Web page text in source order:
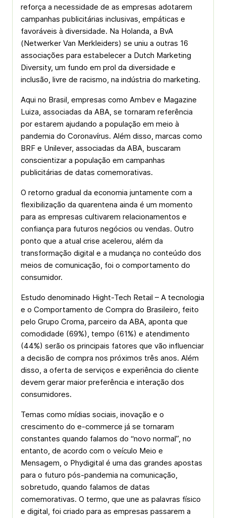
reforça a necessidade de as empresas adotarem
campanhas publicitárias inclusivas, empáticas e
favoráveis à diversidade. Na Holanda, a BvA
(Netwerker Van Merkleiders) se uniu a outras 16
associações para estabelecer a Dutch Marketing
Diversity, um fundo em prol da diversidade e
inclusão, livre de racismo, na indústria do marketing.
Aqui no Brasil, empresas como Ambev e Magazine
Luiza, associadas da ABA, se tornaram referência
por estarem ajudando a população em meio à
pandemia do Coronavírus. Além disso, marcas como
BRF e Unilever, associadas da ABA, buscaram
conscientizar a população em campanhas
publicitárias de datas comemorativas.
O retorno gradual da economia juntamente com a
flexibilização da quarentena ainda é um momento
para as empresas cultivarem relacionamentos e
confiança para futuros negócios ou vendas. Outro
ponto que a atual crise acelerou, além da
transformação digital e a mudança no conteúdo dos
meios de comunicação, foi o comportamento do
consumidor.
Estudo denominado Hight-Tech Retail – A tecnologia
e o Comportamento de Compra do Brasileiro, feito
pelo Grupo Croma, parceiro da ABA, aponta que
comodidade (69%), tempo (61%) e atendimento
(44%) serão os principais fatores que vão influenciar
a decisão de compra nos próximos três anos. Além
disso, a oferta de serviços e experiência do cliente
devem gerar maior preferência e interação dos
consumidores.
Temas como mídias sociais, inovação e o
crescimento do e-commerce já se tornaram
constantes quando falamos do “novo normal”, no
entanto, de acordo com o veículo Meio e
Mensagem, o Phydigital é uma das grandes apostas
para o futuro pós-pandemia na comunicação,
sobretudo, quando falamos de datas
comemorativas. O termo, que une as palavras físico
e digital, foi criado para as empresas passarem a